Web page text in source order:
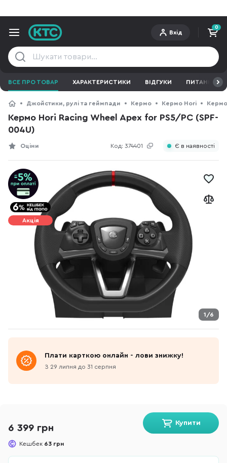
Вхід
0
ВСЕ ПРО ТОВАР ХАРАКТЕРИСТИКИ ВІДГУКИ ПИТАННЯ ТА
Джойстики, рулі та геймпади Кермо Кермо Hori Кермо
Кермо Hori Racing Wheel Apex for PS5/PC (SPF-
004U)
Код: 374401
Оціни Є в наявності
1/6
Акція
Плати карткою онлайн - лови знижку!
З 29 липня до 31 серпня
6 399 грн
Кешбек 63 грн
Купити